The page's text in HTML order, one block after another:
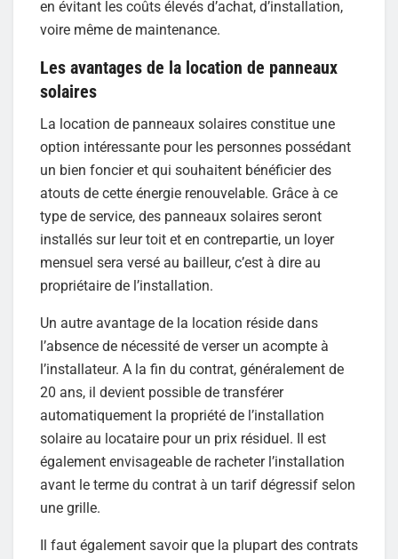
en évitant les coûts élevés d’achat, d’installation,
voire même de maintenance.
Les avantages de la location de panneaux
solaires
La location de panneaux solaires constitue une
option intéressante pour les personnes possédant
un bien foncier et qui souhaitent bénéficier des
atouts de cette énergie renouvelable. Grâce à ce
type de service, des panneaux solaires seront
installés sur leur toit et en contrepartie, un loyer
mensuel sera versé au bailleur, c’est à dire au
propriétaire de l’installation.
Un autre avantage de la location réside dans
l’absence de nécessité de verser un acompte à
l’installateur. A la fin du contrat, généralement de
20 ans, il devient possible de transférer
automatiquement la propriété de l’installation
solaire au locataire pour un prix résiduel. Il est
également envisageable de racheter l’installation
avant le terme du contrat à un tarif dégressif selon
une grille.
Il faut également savoir que la plupart des contrats